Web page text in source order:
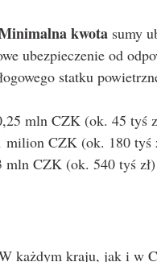
kwota sumy
ubezpieczenie od
statku
mln CZK (ok. 45 tyś
milion CZK (ok. 180 tyś
mln CZK (ok. 540 tyś
W każdym kraju, jak i